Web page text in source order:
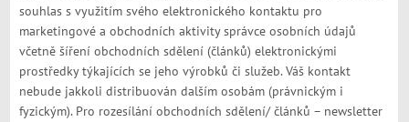
souhlas s využitím svého elektronického kontaktu pro
marketingové a obchodních aktivity správce osobních údajů
včetně šíření obchodních sdělení (článků) elektronickými
prostředky týkajících se jeho výrobků či služeb. Váš kontakt
nebude jakkoli distribuován dalším osobám (právnickým i
fyzickým). Pro rozesílání obchodních sdělení/ článků – newsletter